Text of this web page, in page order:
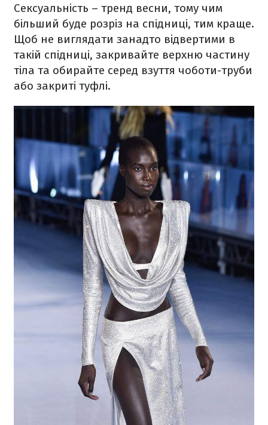
Сексуальність – тренд весни, тому чим
більший буде розріз на спідниці, тим краще.
Щоб не виглядати занадто відвертими в
такій спідниці, закривайте верхню частину
тіла та обирайте серед взуття чоботи-труби
або закриті туфлі.